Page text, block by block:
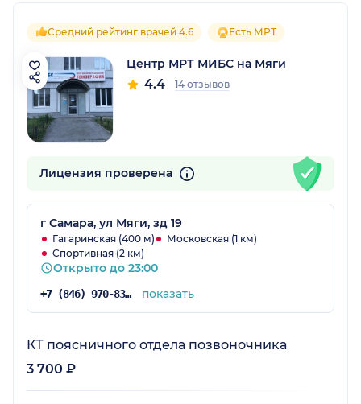
Средний рейтинг врачей 4.6 Есть МРТ
Центр МРТ МИБС на Мяги
4.4 14 отзывов
Лицензия проверена
г Самара, ул Мяги, зд 19
Гагаринская (400 м)
Московская (1 км)
Спортивная (2 км)
Открыто до 23:00
+7 (846) 970-83-19 показать
КТ поясничного отдела позвоночника
3 700 ₽